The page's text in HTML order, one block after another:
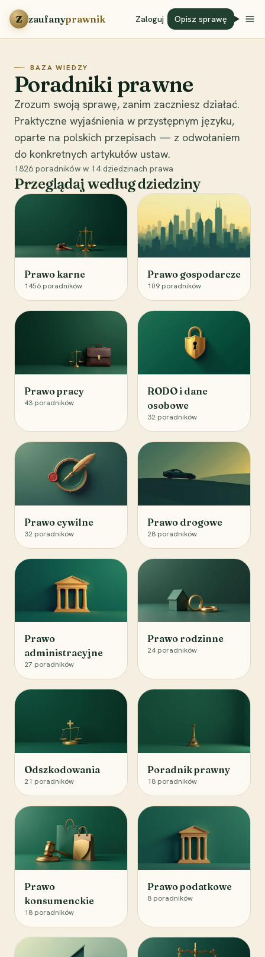
Przejdź do treści
Z zaufanyprawnik Zaloguj Opisz sprawę
BAZA WIEDZY
Poradniki prawne
Zrozum swoją sprawę, zanim zaczniesz działać.
Praktyczne wyjaśnienia w przystępnym języku,
oparte na polskich przepisach — z odwołaniem
do konkretnych artykułów ustaw.
1826 poradników w 14 dziedzinach prawa
Przeglądaj według dziedziny
Prawo karne
1456 poradników
Prawo gospodarcze
109 poradników
Prawo pracy
43 poradników
RODO i dane
osobowe
32 poradników
Prawo cywilne
32 poradników
Prawo drogowe
28 poradników
Prawo
administracyjne
27 poradników
Prawo rodzinne
24 poradników
Odszkodowania
21 poradników
Poradnik prawny
18 poradników
Prawo
konsumenckie
18 poradników
Prawo podatkowe
8 poradników